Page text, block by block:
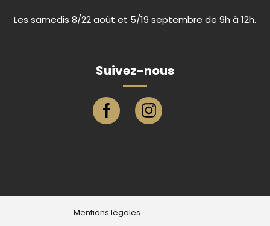
Les samedis 8/22 août et 5/19 septembre de 9h à 12h.
Suivez-nous
Page facebook ville de Eu
Compte instagram ville de
Mentions légales